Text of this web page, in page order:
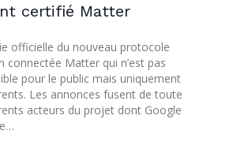
certifié Matter
officielle du nouveau protocole
connectée Matter qui n’est pas
pour le public mais uniquement
Les annonces fusent de toute
acteurs du projet dont Google